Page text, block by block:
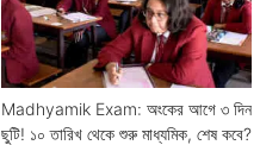
Madhyamik Exam: অংকের আগে ৩ দিন
ছুটি! ১০ তারিখ থেকে শুরু মাধ্যমিক, শেষ কবে?